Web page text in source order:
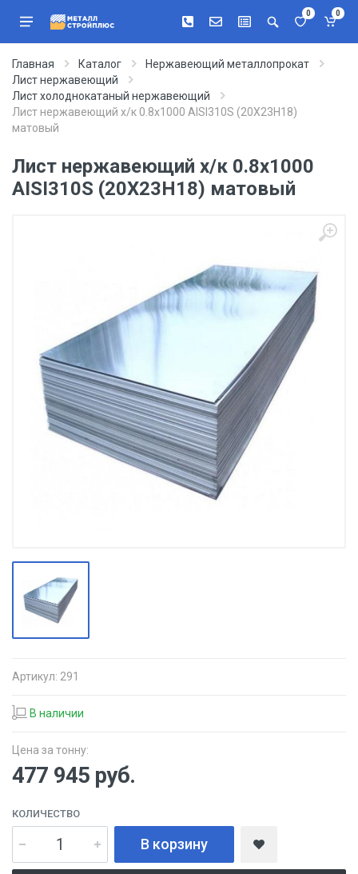
0 0
Главная Каталог
Нержавеющий металлопрокат
Лист нержавеющий
Лист холоднокатаный нержавеющий
Лист нержавеющий х/к 0.8х1000 AISI310S (20Х23H18)
матовый
Лист нержавеющий х/к 0.8х1000
AISI310S (20Х23H18) матовый
Артикул: 291
В наличии
Цена за тонну:
477 945 руб.
КОЛИЧЕСТВО
В корзину